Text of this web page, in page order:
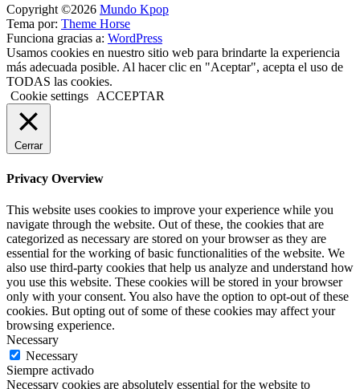
Copyright ©2026 Mundo Kpop
Tema por: Theme Horse
Funciona gracias a: WordPress
Usamos cookies en nuestro sitio web para brindarte la experiencia
más adecuada posible. Al hacer clic en "Aceptar", acepta el uso de
TODAS las cookies.
Cookie settings
ACCEPTAR
Cerrar
Privacy Overview
This website uses cookies to improve your experience while you
navigate through the website. Out of these, the cookies that are
categorized as necessary are stored on your browser as they are
essential for the working of basic functionalities of the website. We
also use third-party cookies that help us analyze and understand how
you use this website. These cookies will be stored in your browser
only with your consent. You also have the option to opt-out of these
cookies. But opting out of some of these cookies may affect your
browsing experience.
Necessary
Necessary
Siempre activado
Necessary cookies are absolutely essential for the website to